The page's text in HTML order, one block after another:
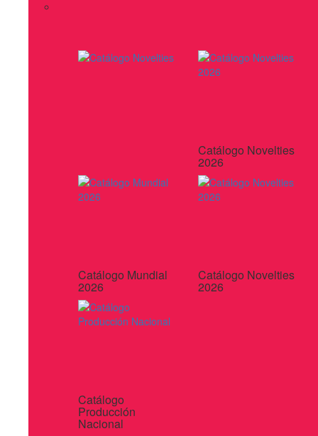
Catálogo Novelties
2026
Catálogo Mundial
2026
Catálogo Novelties
2026
Catálogo
Producción
Nacional